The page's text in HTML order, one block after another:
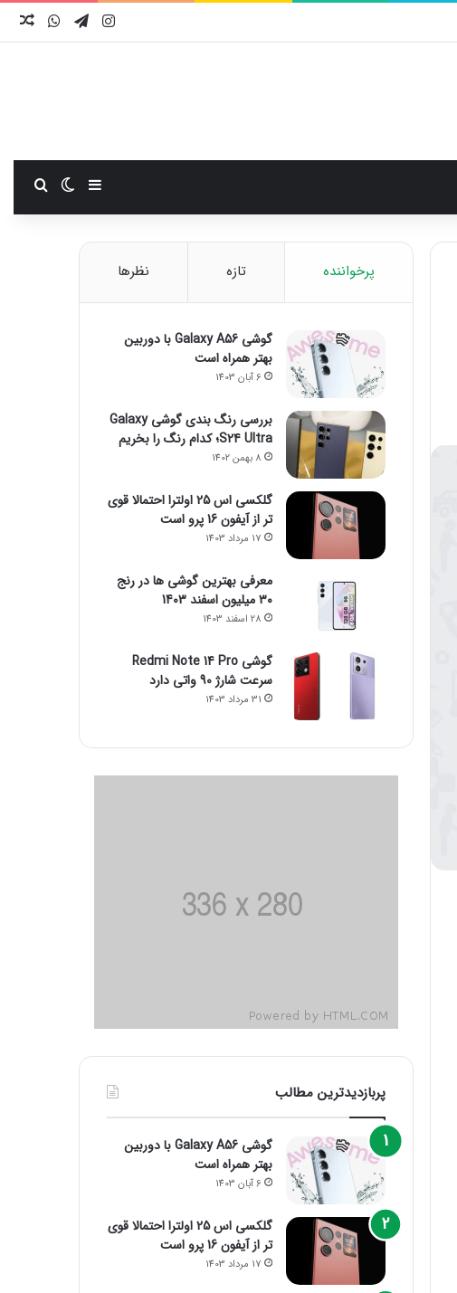
اینستاگرام
تلگرام واتس
سایدبارتغییر
پرخواننده تازه نظرها
گوشی Galaxy A56 با دوربین
بهتر همراه است
6 آبان 1403
بررسی رنگ بندی گوشی Galaxy
S24 Ultra؛ کدام رنگ را بخریم
8 بهمن 1402
گلکسی اس 25 اولترا احتمالا قوی
تر از آیفون 16 پرو است
17 مرداد 1403
معرفی بهترین گوشی ها در رنج
۳۰ میلیون اسفند 1403
28 اسفند 1403
گوشی Redmi Note 14 Pro
سرعت شارژ 90 واتی دارد
31 مرداد 1403
پربازدیدترین مطالب
گوشی Galaxy A56 با دوربین
بهتر همراه است
6 آبان 1403
گلکسی اس 25 اولترا احتمالا قوی
تر از آیفون 16 پرو است
17 مرداد 1403